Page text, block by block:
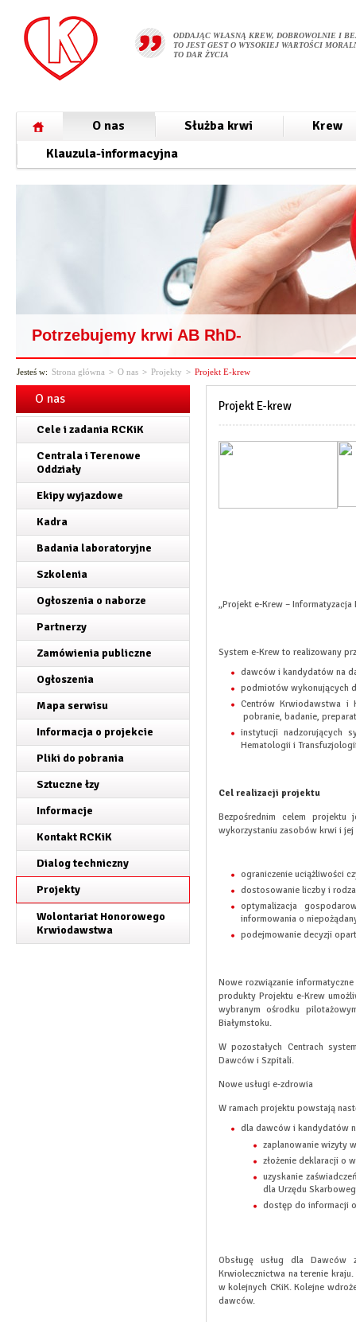
ODDAJĄC WŁASNĄ KREW, DOBROWOLNIE I
TO JEST GEST O WYSOKIEJ WARTOŚCI
TO DAR ŻYCIA
O nas Służba krwi
Krew
Klauzula-informacyjna
Potrzebujemy krwi AB RhD-
Jesteś w: Strona główna > O nas > Projekty > Projekt E-krew
O nas
Cele i zadania RCKiK
Centrala i Terenowe
Oddziały
Ekipy wyjazdowe
Kadra
Badania laboratoryjne
Szkolenia
Ogłoszenia o naborze
Partnerzy
Zamówienia publiczne
Ogłoszenia
Mapa serwisu
Informacja o projekcie
Pliki do pobrania
Sztuczne łzy
Informacje
Kontakt RCKiK
Dialog techniczny
Projekty
Wolontariat Honorowego
Krwiodawstwa
Projekt E-krew
„Projekt e-Krew –
System e-Krew to realizowany
dawców i kandydatów na
podmiotów wykonujących
Centrów Krwiodawstwa i
pobranie, badanie,
instytucji nadzorujących
Hematologii i
Cel realizacji projektu
Bezpośrednim celem
wykorzystaniu zasobów krwi i jej
ograniczenie uciążliwości
dostosowanie liczby i
optymalizacja
informowania o
podejmowanie decyzji
Nowe rozwiązanie
produkty Projektu e-Krew
wybranym ośrodku
Białymstoku.
W pozostałych Centrach
Dawców i Szpitali.
Nowe usługi e-zdrowia
W ramach projektu powstają
dla dawców i kandydatów
zaplanowanie wizyty
złożenie deklaracji o
uzyskanie
dla Urzędu
dostęp do informacji
Obsługę usług dla Dawców
Krwiolecznictwa na terenie
w kolejnych CKiK. Kolejne
dawców.